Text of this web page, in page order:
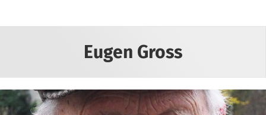
Eugen Gross